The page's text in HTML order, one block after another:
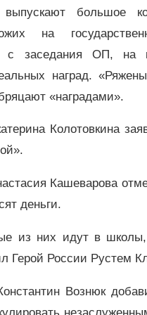
большое
на
с заседания ОП, на
наград.
«наградами».
Колотовкина
Кашеварова
деньги.
из них идут в
Герой России Рустем
Вознюк